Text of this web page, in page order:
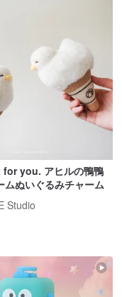
you. アヒルの鴨鴨
ムぬいぐるみチャーム
Studio